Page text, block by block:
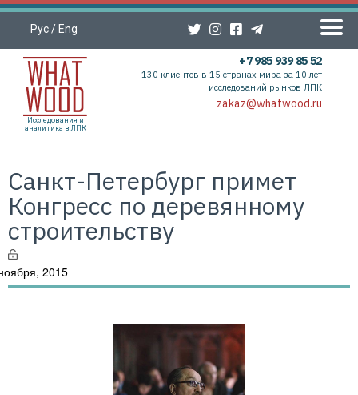
Рус/ Eng
Исследования и
аналитика в ЛПК
+7 985 939 85 52
130 клиентов в 15 странах мира за 10 лет
исследований рынков ЛПК
zakaz@whatwood.ru
Санкт-Петербург примет
Конгресс по деревянному
строительству
2015